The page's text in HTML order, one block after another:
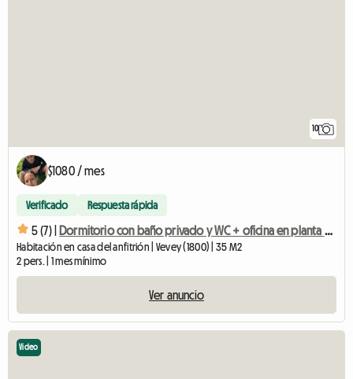
10
$1080 / mes
Verificado Respuesta rápida
5 (7) | Dormitorio con baño privado y WC + oficina en planta alta con entrepiso
Habitación en casa del anfitrión | Vevey (1800) | 35 M2
2 pers. | 1 mes mínimo
Ver anuncio
Video